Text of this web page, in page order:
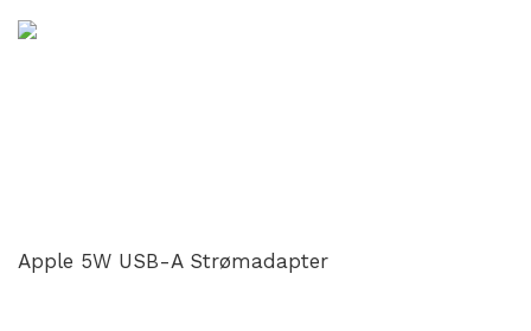
Apple 5W USB-A Strømadapter